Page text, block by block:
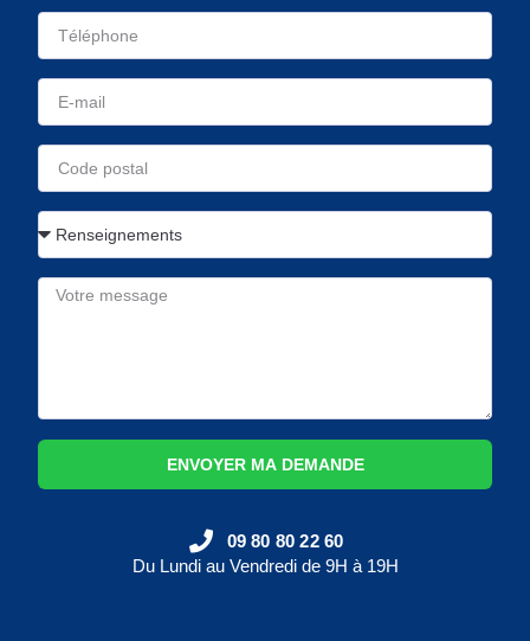
ENVOYER MA DEMANDE
09 80 80 22 60
Du Lundi au Vendredi de 9H à 19H